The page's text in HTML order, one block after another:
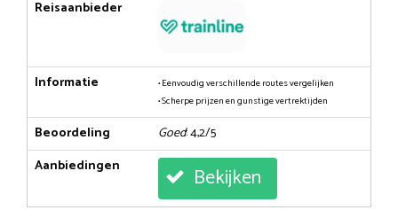
Reisaanbieder
Informatie
• Eenvoudig verschillende routes vergelijken
• Scherpe prijzen en gunstige vertrektijden
Beoordeling Goed: 4,2/5
Aanbiedingen
Bekijken